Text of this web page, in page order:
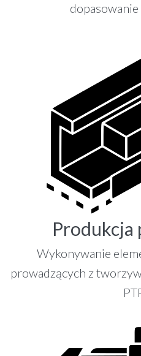
Produkcja
Wykonywanie
prowadzących z